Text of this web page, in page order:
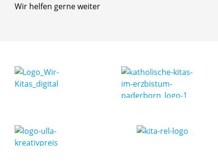
Wir helfen gerne weiter